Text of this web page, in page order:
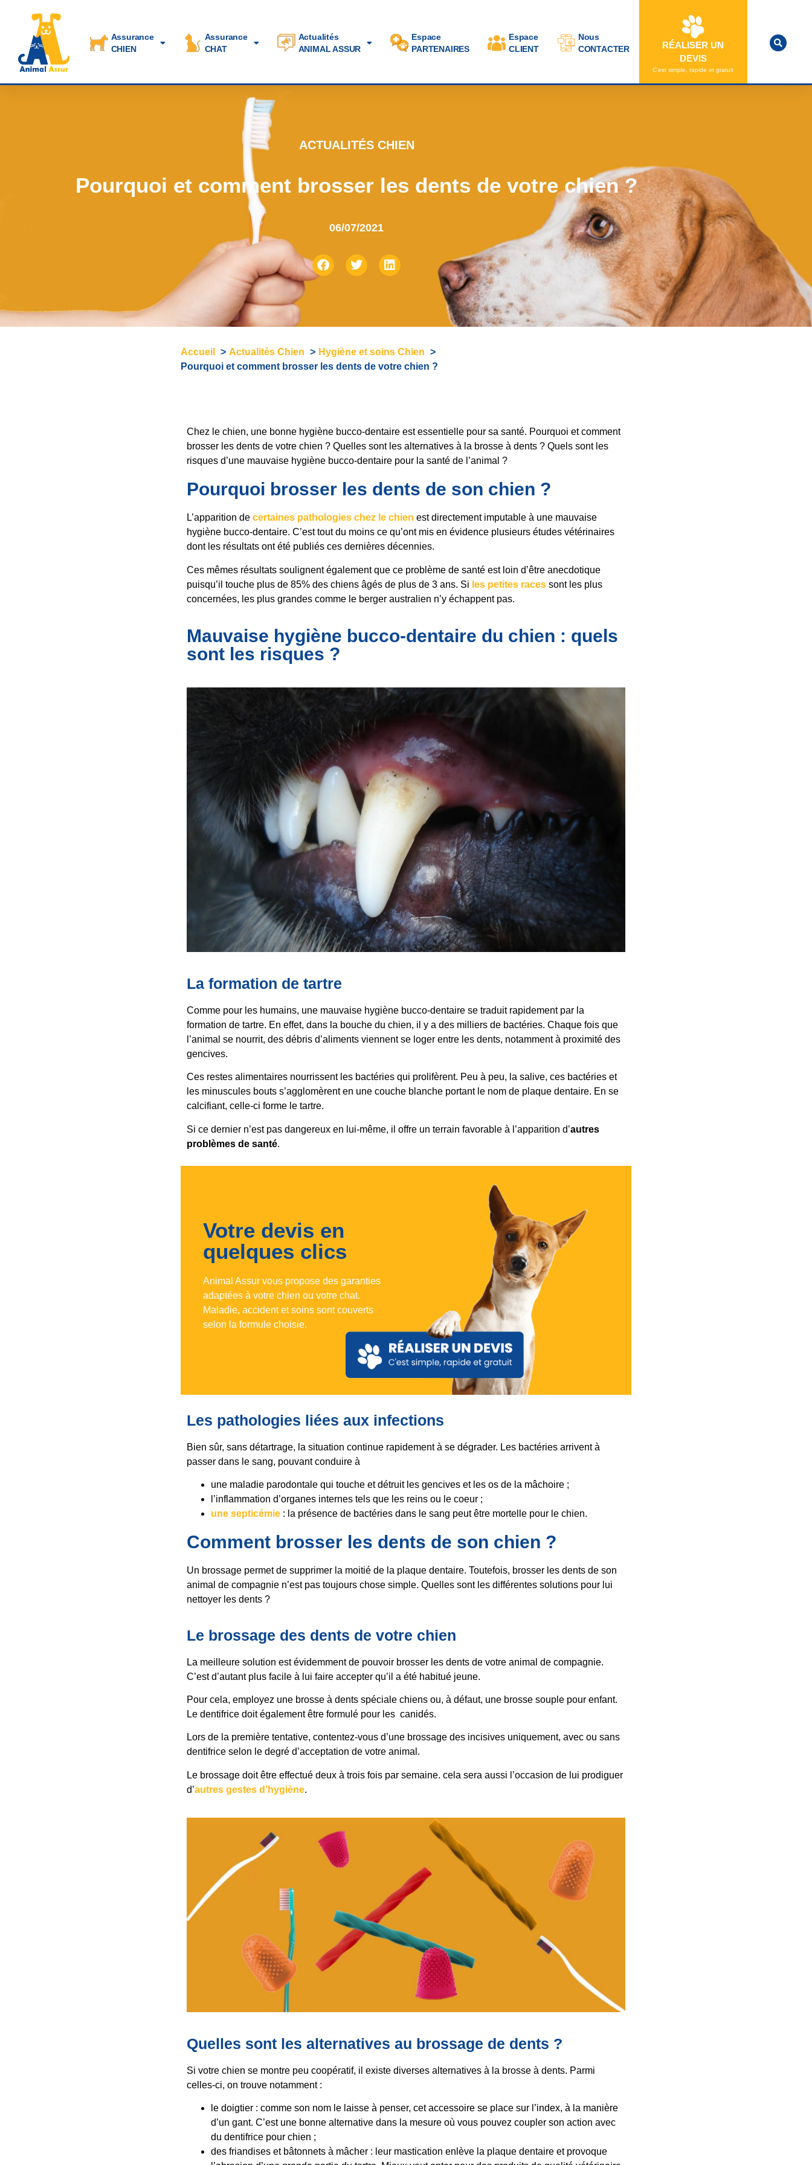
Assurance
CHIEN
Assurance
CHAT
Actualités
ANIMAL ASSUR
Espace
PARTENAIRES
Espace
CLIENT
Nous
CONTACTER
RÉALISER UN
DEVIS
C'est simple, rapide et gratuit
ACTUALITÉS CHIEN
Pourquoi et comment brosser les dents de votre chien ?
06/07/2021
Accueil Actualités Chien
Hygiène et soins Chien
Pourquoi et comment brosser les dents de votre chien ?
Chez le chien, une bonne hygiène bucco-dentaire est essentielle pour sa santé. Pourquoi et comment
brosser les dents de votre chien ? Quelles sont les alternatives à la brosse à dents ? Quels sont les
risques d’une mauvaise hygiène bucco-dentaire pour la santé de l’animal ?
Pourquoi brosser les dents de son chien ?
L’apparition de certaines pathologies chez le chien est directement imputable à une mauvaise
hygiène bucco-dentaire. C’est tout du moins ce qu’ont mis en évidence plusieurs études vétérinaires
dont les résultats ont été publiés ces dernières décennies.
Ces mêmes résultats soulignent également que ce problème de santé est loin d’être anecdotique
puisqu’il touche plus de 85% des chiens âgés de plus de 3 ans. Si les petites races sont les plus
concernées, les plus grandes comme le berger australien n’y échappent pas.
Mauvaise hygiène bucco-dentaire du chien : quels
sont les risques ?
La formation de tartre
Comme pour les humains, une mauvaise hygiène bucco-dentaire se traduit rapidement par la
formation de tartre. En effet, dans la bouche du chien, il y a des milliers de bactéries. Chaque fois que
l’animal se nourrit, des débris d’aliments viennent se loger entre les dents, notamment à proximité des
gencives.
Ces restes alimentaires nourrissent les bactéries qui prolifèrent. Peu à peu, la salive, ces bactéries et
les minuscules bouts s’agglomèrent en une couche blanche portant le nom de plaque dentaire. En se
calcifiant, celle-ci forme le tartre.
Si ce dernier n’est pas dangereux en lui-même, il offre un terrain favorable à l’apparition d’autres
problèmes de santé.
Votre devis en
quelques clics
Animal Assur vous propose des garanties
adaptées à votre chien ou votre chat.
Maladie, accident et soins sont couverts
selon la formule choisie.
Les pathologies liées aux infections
Bien sûr, sans détartrage, la situation continue rapidement à se dégrader. Les bactéries arrivent à
passer dans le sang, pouvant conduire à
une maladie parodontale qui touche et détruit les gencives et les os de la mâchoire ;
l’inflammation d’organes internes tels que les reins ou le coeur ;
une septicémie: la présence de bactéries dans le sang peut être mortelle pour le chien.
Comment brosser les dents de son chien ?
Un brossage permet de supprimer la moitié de la plaque dentaire. Toutefois, brosser les dents de son
animal de compagnie n’est pas toujours chose simple. Quelles sont les différentes solutions pour lui
nettoyer les dents ?
Le brossage des dents de votre chien
La meilleure solution est évidemment de pouvoir brosser les dents de votre animal de compagnie.
C’est d’autant plus facile à lui faire accepter qu’il a été habitué jeune.
Pour cela, employez une brosse à dents spéciale chiens ou, à défaut, une brosse souple pour enfant.
Le dentifrice doit également être formulé pour les canidés.
Lors de la première tentative, contentez-vous d’une brossage des incisives uniquement, avec ou sans
dentifrice selon le degré d’acceptation de votre animal.
Le brossage doit être effectué deux à trois fois par semaine. cela sera aussi l’occasion de lui prodiguer
d’autres gestes d’hygiène.
Quelles sont les alternatives au brossage de dents ?
Si votre chien se montre peu coopératif, il existe diverses alternatives à la brosse à dents. Parmi
celles-ci, on trouve notamment :
le doigtier : comme son nom le laisse à penser, cet accessoire se place sur l’index, à la manière
d’un gant. C’est une bonne alternative dans la mesure où vous pouvez coupler son action avec
du dentifrice pour chien ;
des friandises et bâtonnets à mâcher : leur mastication enlève la plaque dentaire et provoque